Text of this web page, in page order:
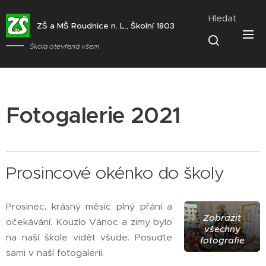
ZŠ a MŠ Roudnice n. L., Školní 1803
Škola otevřená všem
Hledat
Fotogalerie 2021
Prosincové okénko do školy
Zobrazit
všechny
fotografie
Prosinec, krásný měsíc plný přání a
očekávání. Kouzlo Vánoc a zimy bylo
na naší škole vidět všude. Posuďte
sami v naší fotogalerii.